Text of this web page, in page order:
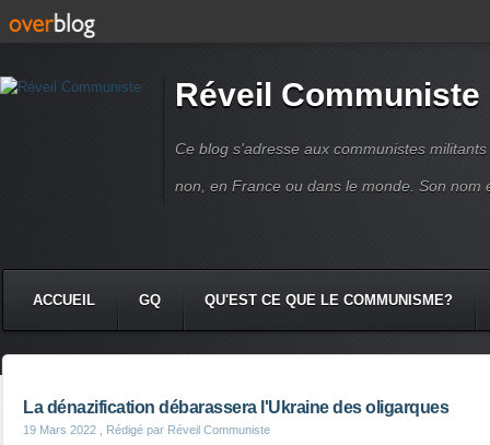
Réveil Communiste
Ce blog s'adresse aux communistes
non, en France ou dans le monde. Son nom
ACCUEIL GQ QU'EST CE QUE LE COMMUNISME?
La dénazification débarassera l'Ukraine des oligarques
19 Mars 2022 , Rédigé par Réveil Communiste